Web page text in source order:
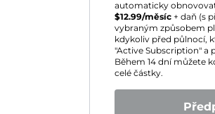
automaticky
$12.99/měsíc + daň (s
vybraným způsobem
kdykoliv před půlnocí,
"Active Subscription" a
Během 14 dní můžete
celé částky.